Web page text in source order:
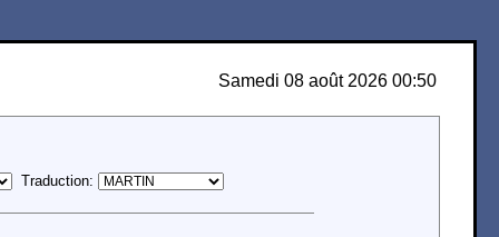
Samedi 08 août 2026 00:50
Traduction: